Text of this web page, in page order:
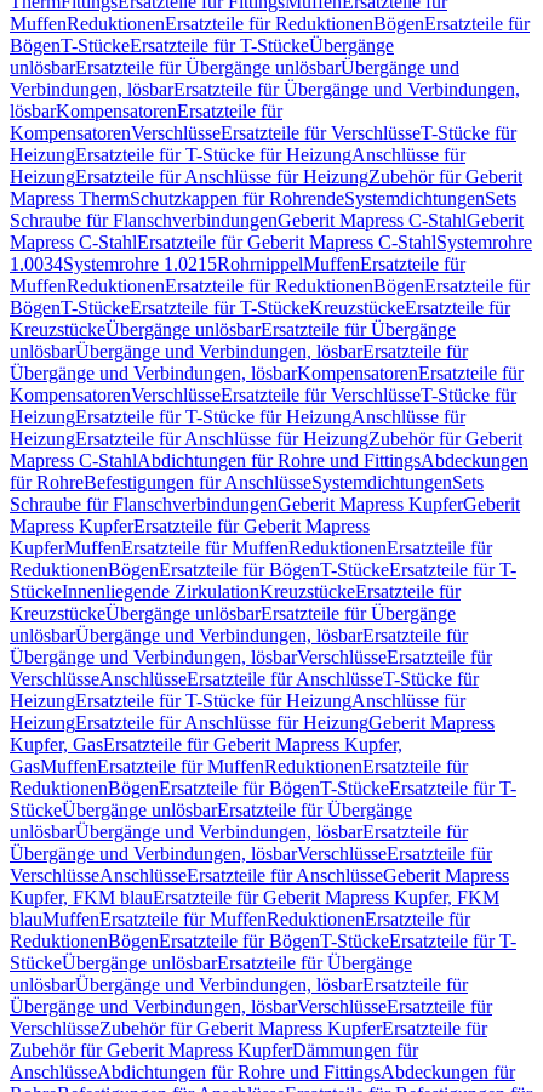
MuffenReduktionenErsatzteile für ReduktionenBögenErsatzteile für
BögenT-StückeErsatzteile für T-StückeÜbergänge
unlösbarErsatzteile für Übergänge unlösbarÜbergänge und
Verbindungen, lösbarErsatzteile für Übergänge und Verbindungen,
lösbarKompensatorenErsatzteile für
KompensatorenVerschlüsseErsatzteile für VerschlüsseT-Stücke für
HeizungErsatzteile für T-Stücke für HeizungAnschlüsse für
HeizungErsatzteile für Anschlüsse für HeizungZubehör für Geberit
Mapress ThermSchutzkappen für RohrendeSystemdichtungenSets
Schraube für FlanschverbindungenGeberit Mapress C-StahlGeberit
Mapress C-StahlErsatzteile für Geberit Mapress C-StahlSystemrohre
1.0034Systemrohre 1.0215RohrnippelMuffenErsatzteile für
MuffenReduktionenErsatzteile für ReduktionenBögenErsatzteile für
BögenT-StückeErsatzteile für T-StückeKreuzstückeErsatzteile für
KreuzstückeÜbergänge unlösbarErsatzteile für Übergänge
unlösbarÜbergänge und Verbindungen, lösbarErsatzteile für
Übergänge und Verbindungen, lösbarKompensatorenErsatzteile für
KompensatorenVerschlüsseErsatzteile für VerschlüsseT-Stücke für
HeizungErsatzteile für T-Stücke für HeizungAnschlüsse für
HeizungErsatzteile für Anschlüsse für HeizungZubehör für Geberit
Mapress C-StahlAbdichtungen für Rohre und FittingsAbdeckungen
für RohreBefestigungen für AnschlüsseSystemdichtungenSets
Schraube für FlanschverbindungenGeberit Mapress KupferGeberit
Mapress KupferErsatzteile für Geberit Mapress
KupferMuffenErsatzteile für MuffenReduktionenErsatzteile für
ReduktionenBögenErsatzteile für BögenT-StückeErsatzteile für T-
StückeInnenliegende ZirkulationKreuzstückeErsatzteile für
KreuzstückeÜbergänge unlösbarErsatzteile für Übergänge
unlösbarÜbergänge und Verbindungen, lösbarErsatzteile für
Übergänge und Verbindungen, lösbarVerschlüsseErsatzteile für
VerschlüsseAnschlüsseErsatzteile für AnschlüsseT-Stücke für
HeizungErsatzteile für T-Stücke für HeizungAnschlüsse für
HeizungErsatzteile für Anschlüsse für HeizungGeberit Mapress
Kupfer, GasErsatzteile für Geberit Mapress Kupfer,
GasMuffenErsatzteile für MuffenReduktionenErsatzteile für
ReduktionenBögenErsatzteile für BögenT-StückeErsatzteile für T-
StückeÜbergänge unlösbarErsatzteile für Übergänge
unlösbarÜbergänge und Verbindungen, lösbarErsatzteile für
Übergänge und Verbindungen, lösbarVerschlüsseErsatzteile für
VerschlüsseAnschlüsseErsatzteile für AnschlüsseGeberit Mapress
Kupfer, FKM blauErsatzteile für Geberit Mapress Kupfer, FKM
blauMuffenErsatzteile für MuffenReduktionenErsatzteile für
ReduktionenBögenErsatzteile für BögenT-StückeErsatzteile für T-
StückeÜbergänge unlösbarErsatzteile für Übergänge
unlösbarÜbergänge und Verbindungen, lösbarErsatzteile für
Übergänge und Verbindungen, lösbarVerschlüsseErsatzteile für
VerschlüsseZubehör für Geberit Mapress KupferErsatzteile für
Zubehör für Geberit Mapress KupferDämmungen für
AnschlüsseAbdichtungen für Rohre und FittingsAbdeckungen für